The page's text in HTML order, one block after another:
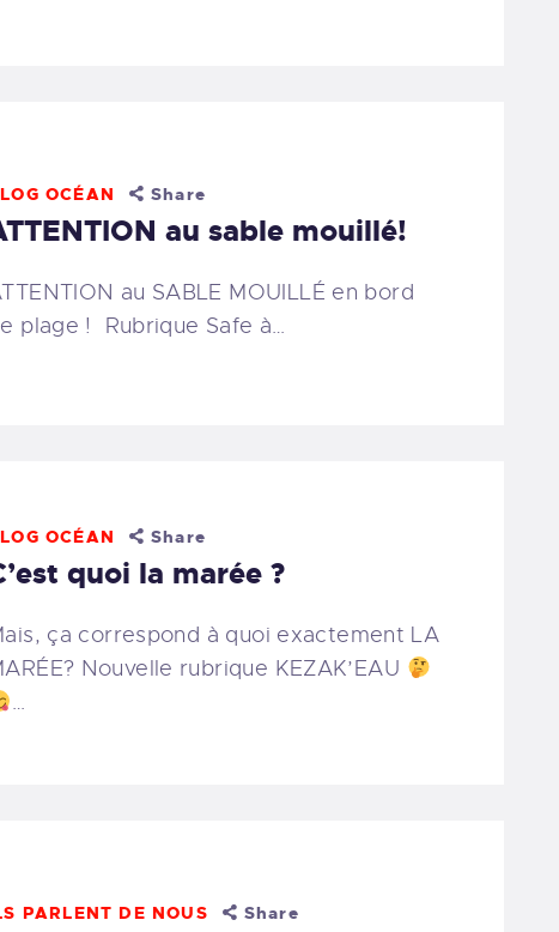
OCÉAN Share
au sable mouillé!
au SABLE MOUILLÉ en bord
plage ! Rubrique Safe à…
OCÉAN Share
quoi la marée ?
ça correspond à quoi exactement LA
Nouvelle rubrique KEZAK’EAU
…
PARLENT DE NOUS Share